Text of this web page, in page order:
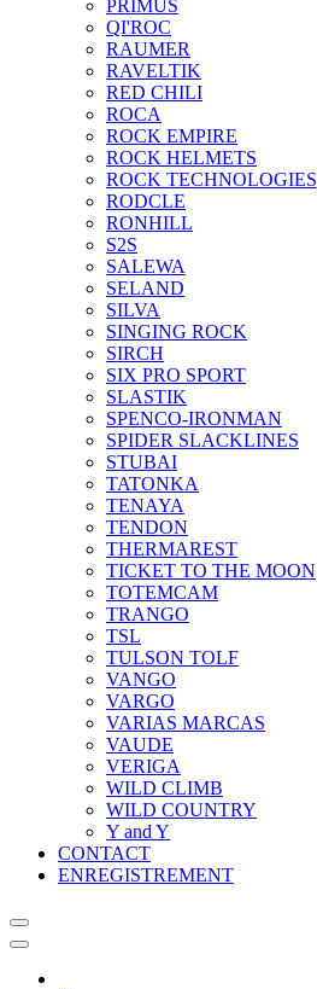
PRIMUS
QI'ROC
RAUMER
RAVELTIK
RED CHILI
ROCA
ROCK EMPIRE
ROCK HELMETS
ROCK TECHNOLOGIES
RODCLE
RONHILL
S2S
SALEWA
SELAND
SILVA
SINGING ROCK
SIRCH
SIX PRO SPORT
SLASTIK
SPENCO-IRONMAN
SPIDER SLACKLINES
STUBAI
TATONKA
TENAYA
TENDON
THERMAREST
TICKET TO THE MOON
TOTEMCAM
TRANGO
TSL
TULSON TOLF
VANGO
VARGO
VARIAS MARCAS
VAUDE
VERIGA
WILD CLIMB
WILD COUNTRY
Y and Y
CONTACT
ENREGISTREMENT